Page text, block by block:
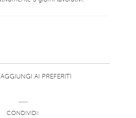
AGGIUNGI AI PREFERITI
CONDIVIDI: